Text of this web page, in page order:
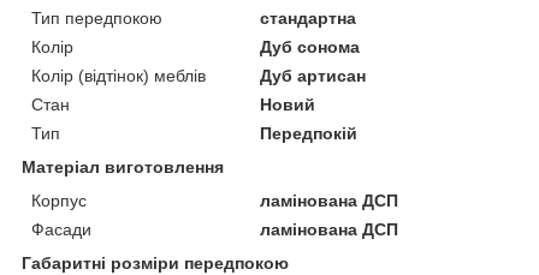
Тип передпокою
стандартна
Колір
Дуб сонома
Колір (відтінок) меблів
Дуб артисан
Стан
Новий
Тип
Передпокій
Матеріал виготовлення
Корпус
ламінована ДСП
Фасади
ламінована ДСП
Габаритні розміри передпокою